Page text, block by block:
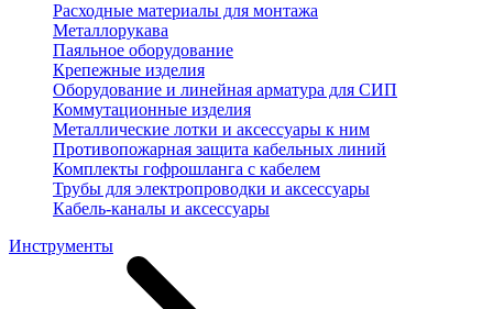
Расходные материалы для монтажа
Металлорукава
Паяльное оборудование
Крепежные изделия
Оборудование и линейная арматура для СИП
Коммутационные изделия
Металлические лотки и аксессуары к ним
Противопожарная защита кабельных линий
Комплекты гофрошланга с кабелем
Трубы для электропроводки и аксессуары
Кабель-каналы и аксессуары
Инструменты